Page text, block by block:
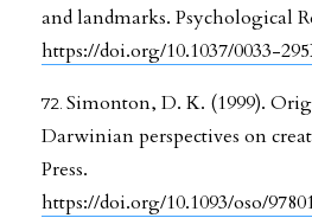
and landmarks. Psychological
https://doi.org/10.1037/0033-
Simonton, D. K. (1999).
Darwinian perspectives on
Press.
https://doi.org/10.1093/oso/